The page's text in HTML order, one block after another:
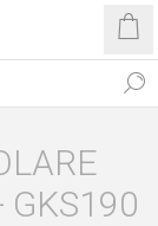
GKS190